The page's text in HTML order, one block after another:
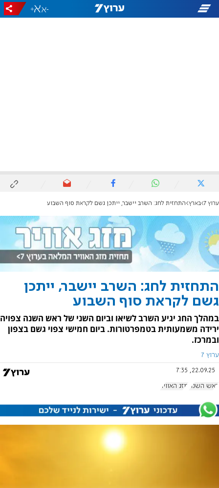
-
+
ערוץ 7 בארץ התחזית לחג: השרב יישבר, ייתכן גשם לקראת סוף השבוע
התחזית לחג: השרב יישבר, ייתכן
גשם לקראת סוף השבוע
במהלך החג יגיע השרב לשיאו וביום השני של ראש השנה צפויה
ירידה משמעותית בטמפרטורות. ביום חמישי צפוי גשם בצפון
ובמרכז.
ערוץ 7
22.09.25, 7:35
ראש השנה מזג האוויר